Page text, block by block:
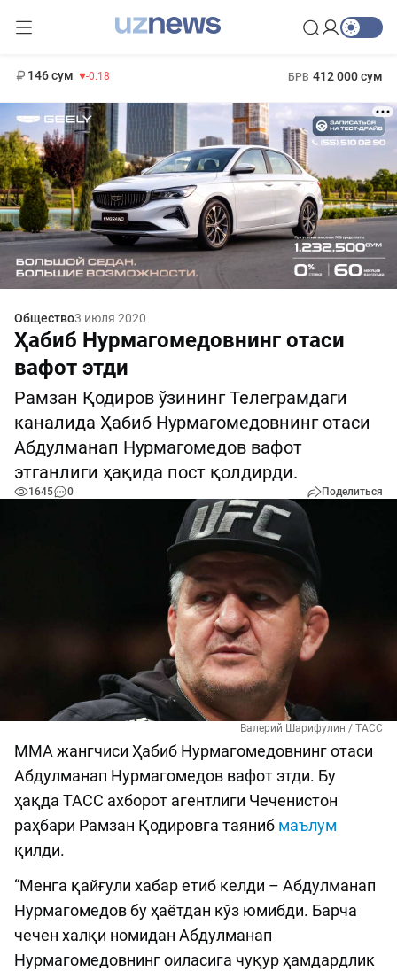
146 сум -0.18 БРВ 412 000 сум
Общество3 июля 2020
Ҳабиб Нурмагомедовнинг отаси
вафот этди
Рамзан Қодиров ўзининг Телеграмдаги
каналида Ҳабиб Нурмагомедовнинг отаси
Абдулманап Нурмагомедов вафот
этганлиги ҳақида пост қолдирди.
1645 0 Поделиться
Валерий Шарифулин / ТАСС
ММА жангчиси Ҳабиб Нурмагомедовнинг отаси
Абдулманап Нурмагомедов вафот этди. Бу
ҳақда ТАСС ахборот агентлиги Чеченистон
раҳбари Рамзан Қодировга таяниб маълум
қилди.
“Менга қайғули хабар етиб келди – Абдулманап
Нурмагомедов бу ҳаётдан кўз юмибди. Барча
чечен халқи номидан Абдулманап
Нурмагомедовнинг оиласига чуқур ҳамдардлик